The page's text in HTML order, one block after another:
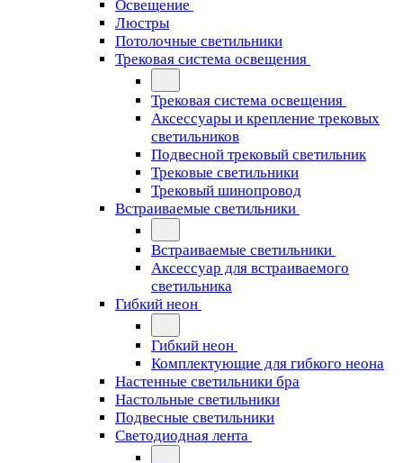
Освещение
Люстры
Потолочные светильники
Трековая система освещения
Трековая система освещения
Аксессуары и крепление трековых
светильников
Подвесной трековый светильник
Трековые светильники
Трековый шинопровод
Встраиваемые светильники
Встраиваемые светильники
Аксессуар для встраиваемого
светильника
Гибкий неон
Гибкий неон
Комплектующие для гибкого неона
Настенные светильники бра
Настольные светильники
Подвесные светильники
Светодиодная лента